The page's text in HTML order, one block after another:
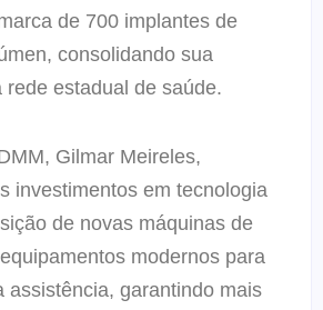
de 700 implantes de
consolidando sua
rede estadual de saúde.
Gilmar Meireles,
investimentos em tecnologia
de novas máquinas de
modernos para
assistência, garantindo mais